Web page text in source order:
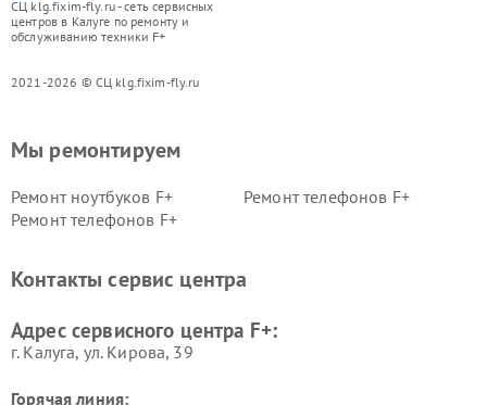
СЦ klg.fixim-fly.ru - сеть сервисных
центров в Калуге по ремонту и
обслуживанию техники F+
2021-2026 © СЦ klg.fixim-fly.ru
Мы ремонтируем
Ремонт ноутбуков F+
Ремонт телефонов F+
Ремонт телефонов F+
Контакты сервис центра
Адрес сервисного центра F+:
г. Калуга, ул. Кирова, 39
Горячая линия: